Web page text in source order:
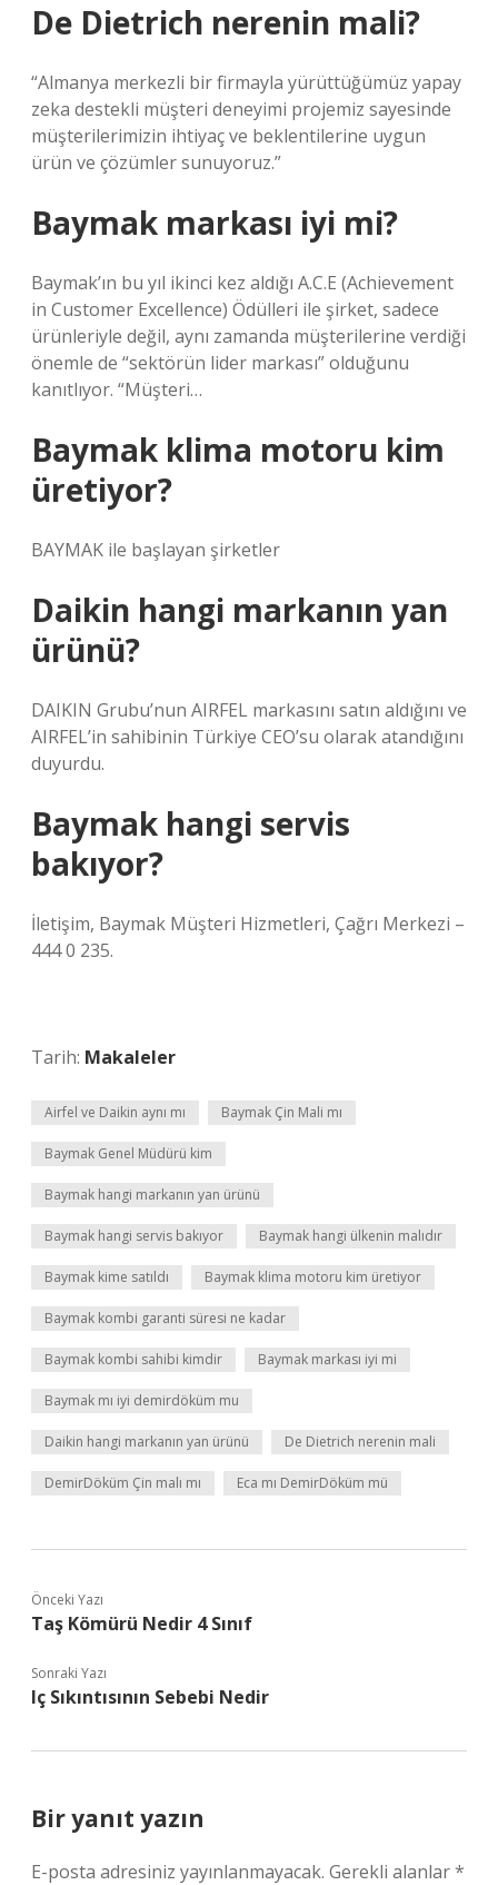
De Dietrich nerenin mali?
“Almanya merkezli bir firmayla yürüttüğümüz yapay
zeka destekli müşteri deneyimi projemiz sayesinde
müşterilerimizin ihtiyaç ve beklentilerine uygun
ürün ve çözümler sunuyoruz.”
Baymak markası iyi mi?
Baymak’ın bu yıl ikinci kez aldığı A.C.E (Achievement
in Customer Excellence) Ödülleri ile şirket, sadece
ürünleriyle değil, aynı zamanda müşterilerine verdiği
önemle de “sektörün lider markası” olduğunu
kanıtlıyor. “Müşteri…
Baymak klima motoru kim
üretiyor?
BAYMAK ile başlayan şirketler
Daikin hangi markanın yan
ürünü?
DAIKIN Grubu’nun AIRFEL markasını satın aldığını ve
AIRFEL’in sahibinin Türkiye CEO’su olarak atandığını
duyurdu.
Baymak hangi servis
bakıyor?
İletişim, Baymak Müşteri Hizmetleri, Çağrı Merkezi –
444 0 235.
Tarih: Makaleler
Airfel ve Daikin aynı mı Baymak Çin Mali mı
Baymak Genel Müdürü kim
Baymak hangi markanın yan ürünü
Baymak hangi servis bakıyor Baymak hangi ülkenin malıdır
Baymak kime satıldı Baymak klima motoru kim üretiyor
Baymak kombi garanti süresi ne kadar
Baymak kombi sahibi kimdir Baymak markası iyi mi
Baymak mı iyi demirdöküm mu
Daikin hangi markanın yan ürünü De Dietrich nerenin mali
DemirDöküm Çin malı mı Eca mı DemirDöküm mü
Önceki Yazı
Taş Kömürü Nedir 4 Sınıf
Sonraki Yazı
Iç Sıkıntısının Sebebi Nedir
Bir yanıt yazın
E-posta adresiniz yayınlanmayacak. Gerekli alanlar*